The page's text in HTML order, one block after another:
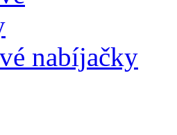
nabíjačky